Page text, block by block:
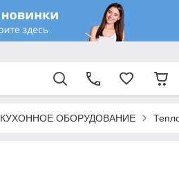
КУХОННОЕ ОБОРУДОВАНИЕ